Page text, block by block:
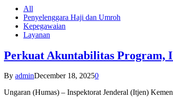
All
Penyelenggara Haji dan Umroh
Kepegawaian
Layanan
Perkuat Akuntabilitas Program,
By adminDecember 18, 20250
Ungaran (Humas) – Inspektorat Jenderal (Itjen)